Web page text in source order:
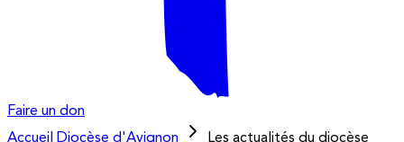
Faire un don
Accueil
Diocèse d'Avignon Les actualités du diocèse